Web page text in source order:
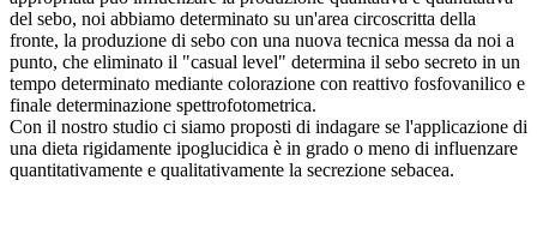
del sebo, noi abbiamo determinato su un'area circoscritta della
fronte, la produzione di sebo con una nuova tecnica messa da noi a
punto, che eliminato il "casual level" determina il sebo secreto in un
tempo determinato mediante colorazione con reattivo fosfovanilico e
finale determinazione spettrofotometrica.
Con il nostro studio ci siamo proposti di indagare se l'applicazione di
una dieta rigidamente ipoglucidica è in grado o meno di influenzare
quantitativamente e qualitativamente la secrezione sebacea.